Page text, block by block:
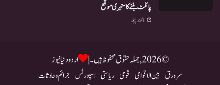
پائلٹ بننے کا سنہری موقع
1 گھنٹہ پہلے
© 2026, جملہ حقوق محفوظ ہیں۔ | اردو دنیا نیوز
سرورق بین الاقوامی قومی ریاستی اسپورٹس جرائم و حادثات